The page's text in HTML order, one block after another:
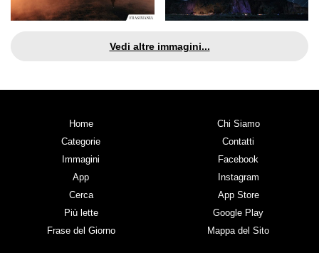
Vedi altre immagini...
Home
Categorie
Immagini
App
Cerca
Più lette
Frase del Giorno
Chi Siamo
Contatti
Facebook
Instagram
App Store
Google Play
Mappa del Sito